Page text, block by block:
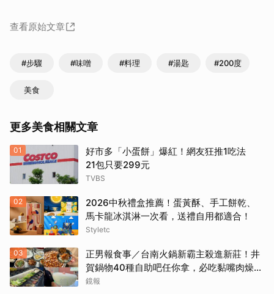
查看原始文章
#步驟 #味噌 #料理 #湯匙 #200度
美食
更多美食相關文章
01
好市多「小蛋餅」爆紅！網友狂推1吃法
21包只要299元
TVBS
02
2026中秋禮盒推薦！蛋黃酥、手工餅乾、
馬卡龍冰淇淋一次看，送禮自用都適合！
Styletc
03
正男報食事／台南火鍋新霸主殺進新莊！井
賀鍋物40種自助吧任你拿，必吃黏嘴肉燥
飯、現做棉花糖
鏡報